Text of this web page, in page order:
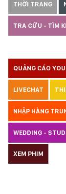
THỜI TRANG
TRA CỨU - TÌM
QUẢNG CÁO
LIVECHAT
NHẬP HÀNG
WEDDING -
XEM PHIM